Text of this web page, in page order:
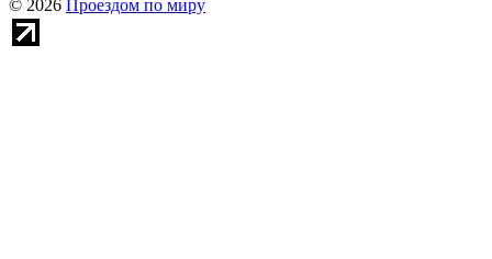
© 2026 Проездом по миру